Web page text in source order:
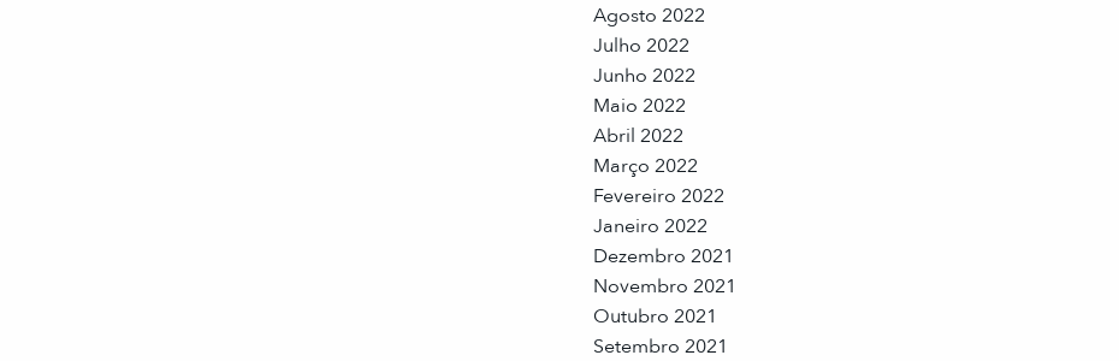
Agosto 2022
Julho 2022
Junho 2022
Maio 2022
Abril 2022
Março 2022
Fevereiro 2022
Janeiro 2022
Dezembro 2021
Novembro 2021
Outubro 2021
Setembro 2021